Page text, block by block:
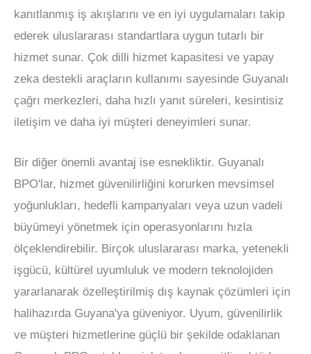
kanıtlanmış iş akışlarını ve en iyi uygulamaları takip
ederek uluslararası standartlara uygun tutarlı bir
hizmet sunar. Çok dilli hizmet kapasitesi ve yapay
zeka destekli araçların kullanımı sayesinde Guyanalı
çağrı merkezleri, daha hızlı yanıt süreleri, kesintisiz
iletişim ve daha iyi müşteri deneyimleri sunar.
Bir diğer önemli avantaj ise esnekliktir. Guyanalı
BPO'lar, hizmet güvenilirliğini korurken mevsimsel
yoğunlukları, hedefli kampanyaları veya uzun vadeli
büyümeyi yönetmek için operasyonlarını hızla
ölçeklendirebilir. Birçok uluslararası marka, yetenekli
işgücü, kültürel uyumluluk ve modern teknolojiden
yararlanarak özelleştirilmiş dış kaynak çözümleri için
halihazırda Guyana'ya güveniyor. Uyum, güvenilirlik
ve müşteri hizmetlerine güçlü bir şekilde odaklanan